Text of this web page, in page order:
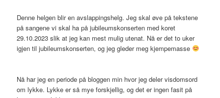
Denne helgen blir en avslappingshelg. Jeg skal øve på tekstene
på sangene vi skal ha på jubileumskonserten med koret
29.10.2023 slik at jeg kan mest mulig utenat. Nå er det to uker
igjen til jubileumskonserten, og jeg gleder meg kjempemasse
Nå har jeg en periode på bloggen min hvor jeg deler visdomsord
om lykke. Lykke er så mye forskjellig, og det er ingen fasit på